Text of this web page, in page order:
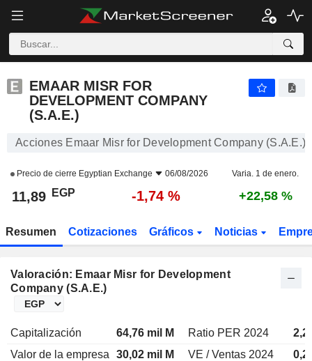
EMAAR MISR FOR
DEVELOPMENT COMPANY
(S.A.E.)
Acciones Emaar Misr for Development Company (S.A.E.)
Precio de cierre Egyptian Exchange 06/08/2026 Varia. 1 de enero.
11,89 EGP -1,74 % +22,58 %
Resumen Cotizaciones Gráficos Noticias
Valoración: Emaar Misr for Development
Company (S.A.E.)
Capitalización 64,76 mil M Ratio PER 2024
Valor de la empresa
30,02 mil M VE / Ventas 2024